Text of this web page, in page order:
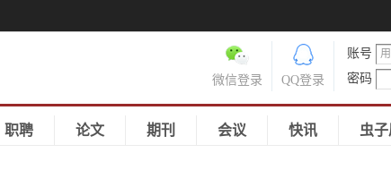
账号
密码
QQ登录
微信登录
职聘 论文 期刊 会议 快讯 虫